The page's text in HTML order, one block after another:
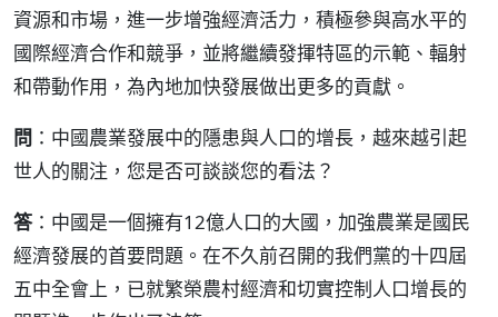
資源和市場，進一步增強經濟活力，積極參與高水平的
國際經濟合作和競爭，並將繼續發揮特區的示範、輻射
和帶動作用，為內地加快發展做出更多的貢獻。
問 ：中國農業發展中的隱患與人口的增長，越來越引起
世人的關注，您是否可談談您的看法？
答：中國是一個擁有12億人口的大國，加強農業是國民
經濟發展的首要問題。在不久前召開的我們黨的十四屆
五中全會上，已就繁榮農村經濟和切實控制人口增長的